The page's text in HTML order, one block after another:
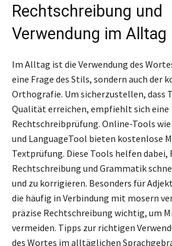
Rechtschreibung und
Verwendung im Alltag
Im Alltag ist die Verwendung des
eine Frage des Stils, sondern auch der
Orthografie. Um sicherzustellen, dass
Qualität erreichen, empfiehlt sich eine
Rechtschreibprüfung. Online-Tools
und LanguageTool bieten kostenlose
Textprüfung. Diese Tools helfen dabei,
Rechtschreibung und Grammatik
und zu korrigieren. Besonders für
die häufig in Verbindung mit mosern
präzise Rechtschreibung wichtig, um
vermeiden. Tipps zur richtigen
des Wortes im alltäglichen